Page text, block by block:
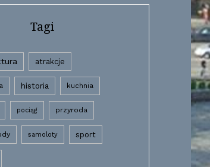
Tagi
atrakcje
historia kuchnia
pociąg przyroda
samoloty sport